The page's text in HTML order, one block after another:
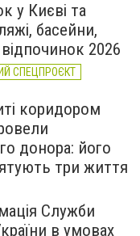
у Києві та
басейни,
2026
СПЕЦПРОЄКТ
коридором
донора: його
три життя
Служби
в умовах